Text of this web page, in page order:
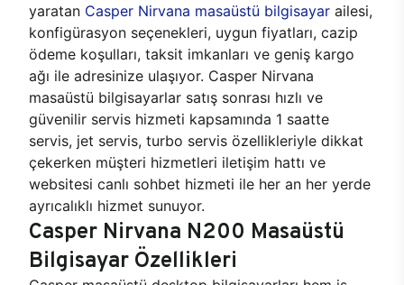
yaratan Casper Nirvana masaüstü bilgisayar ailesi,
konfigürasyon seçenekleri, uygun fiyatları, cazip
ödeme koşulları, taksit imkanları ve geniş kargo
ağı ile adresinize ulaşıyor. Casper Nirvana
masaüstü bilgisayarlar satış sonrası hızlı ve
güvenilir servis hizmeti kapsamında 1 saatte
servis, jet servis, turbo servis özellikleriyle dikkat
çekerken müşteri hizmetleri iletişim hattı ve
websitesi canlı sohbet hizmeti ile her an her yerde
ayrıcalıklı hizmet sunuyor.
Casper Nirvana N200 Masaüstü
Bilgisayar Özellikleri